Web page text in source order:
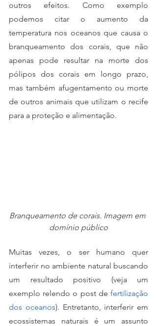
outros efeitos. Como exemplo
podemos citar o aumento da
temperatura nos oceanos que causa o
branqueamento dos corais, que não
apenas pode resultar na morte dos
pólipos dos corais em longo prazo,
mas também afugentamento ou morte
de outros animais que utilizam o recife
para a proteção e alimentação.
Branqueamento de corais. Imagem em
domínio público
Muitas vezes, o ser humano quer
interferir no ambiente natural buscando
um resultado positivo (veja um
exemplo relendo o post de fertilização
dos oceanos). Entretanto, interferir em
ecossistemas naturais é um assunto